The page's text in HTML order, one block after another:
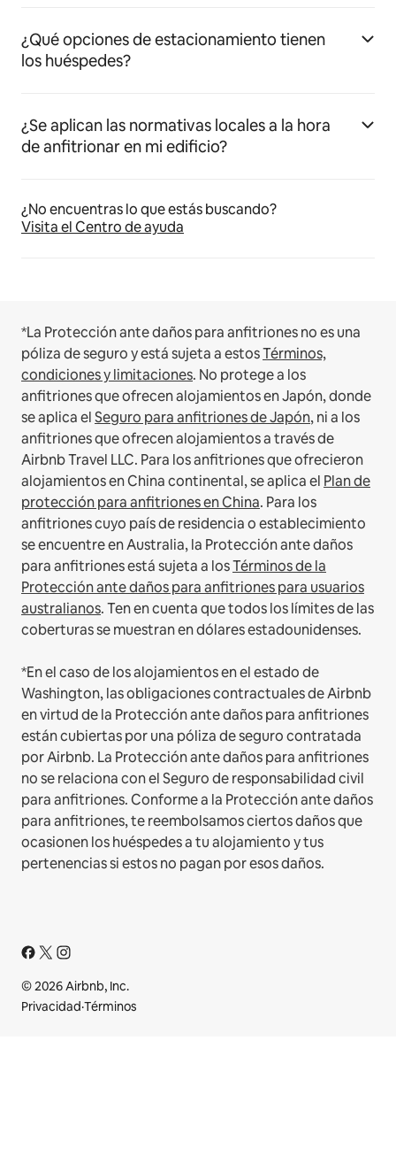
¿Qué opciones de estacionamiento tienen
los huéspedes?
¿Se aplican las normativas locales a la hora
de anfitrionar en mi edificio?
¿No encuentras lo que estás buscando?
Visita el Centro de ayuda
*La Protección ante daños para anfitriones no es una
póliza de seguro y está sujeta a estosTérminos,
condiciones y limitaciones. No protege a los
anfitriones que ofrecen alojamientos en Japón, donde
se aplica elSeguro para anfitriones de Japón, ni a los
anfitriones que ofrecen alojamientos a través de
Airbnb Travel LLC. Para los anfitriones que ofrecieron
alojamientos en China continental, se aplica el Plan de
protección para anfitriones en China. Para los
anfitriones cuyo país de residencia o establecimiento
se encuentre en Australia, la Protección ante daños
para anfitriones está sujeta a losTérminos de la
Protección ante daños para anfitriones para usuarios
australianos. Ten en cuenta que todos los límites de las
coberturas se muestran en dólares estadounidenses.
*En el caso de los alojamientos en el estado de
Washington, las obligaciones contractuales de Airbnb
en virtud de la Protección ante daños para anfitriones
están cubiertas por una póliza de seguro contratada
por Airbnb. La Protección ante daños para anfitriones
no se relaciona con el Seguro de responsabilidad civil
para anfitriones. Conforme a la Protección ante daños
para anfitriones, te reembolsamos ciertos daños que
ocasionen los huéspedes a tu alojamiento y tus
pertenencias si estos no pagan por esos daños.
© 2026 Airbnb, Inc.
Privacidad·Términos